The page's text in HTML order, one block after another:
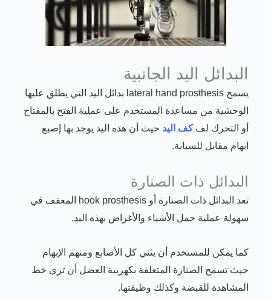
البدائل اليد الجانبية
يسمح lateral hand prosthesis بدائل اليد التي يطلق عليها
الوحشية من مساعدة المستخدم على عملية الفتح بالمفتاح
أو التحرك لفكف اليد حيث أن هذه اليد يوجد بها إصبع
ابهام مقابل للسبابة.
البدائل ذات الصنارة
تعد البدائل ذات الصنارة أو hook prosthesis المعفف في
سهولة عملية حمل الأشياء والأغراض بهذه اليد.
كما يمكن للمستخدم أن يثني كل الأصابع ومنهم الإبهام
حيث تسمح الصنارة المتعلقة بكهربية العضل أن ترى خط
المشاهدة للقبضة وكذلك وظيفتها.